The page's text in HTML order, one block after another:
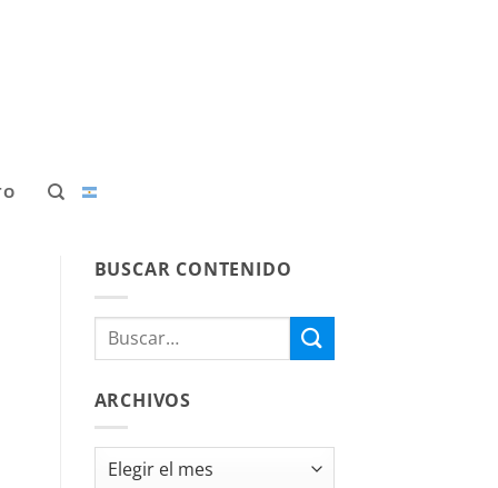
BUSCAR CONTENIDO
ARCHIVOS
Archivos